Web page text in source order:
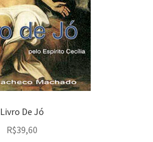
Livro De Jó
R$39,60